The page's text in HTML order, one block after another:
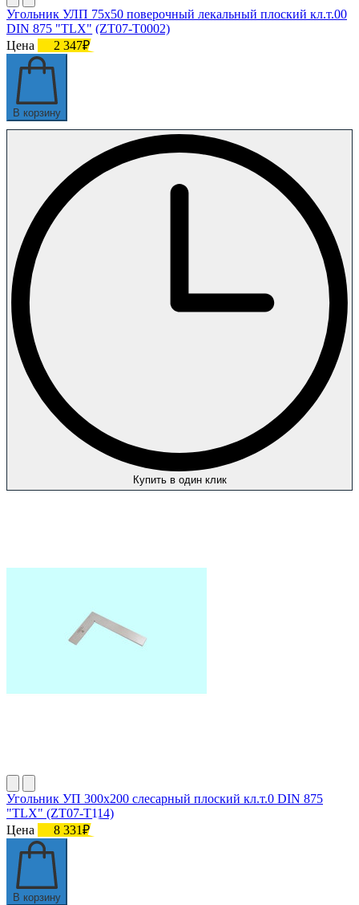
Угольник УЛП 75х50 поверочный лекальный плоский кл.т.00
DIN 875 "TLX" (ZT07-T0002)
Цена
2 347₽
В корзину
Купить в один клик
Угольник УП 300х200 слесарный плоский кл.т.0 DIN 875
"TLX" (ZT07-T114)
Цена
8 331₽
В корзину